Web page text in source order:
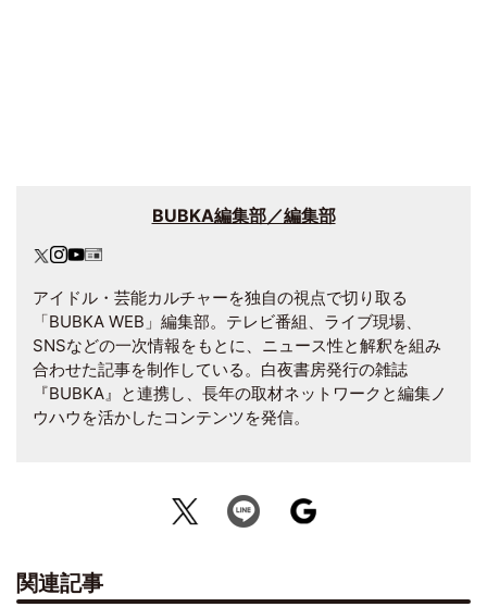
BUBKA編集部／編集部
アイドル・芸能カルチャーを独自の視点で切り取る
「BUBKA WEB」編集部。テレビ番組、ライブ現場、
SNSなどの一次情報をもとに、ニュース性と解釈を組み
合わせた記事を制作している。白夜書房発行の雑誌
『BUBKA』と連携し、長年の取材ネットワークと編集ノ
ウハウを活かしたコンテンツを発信。
関連記事